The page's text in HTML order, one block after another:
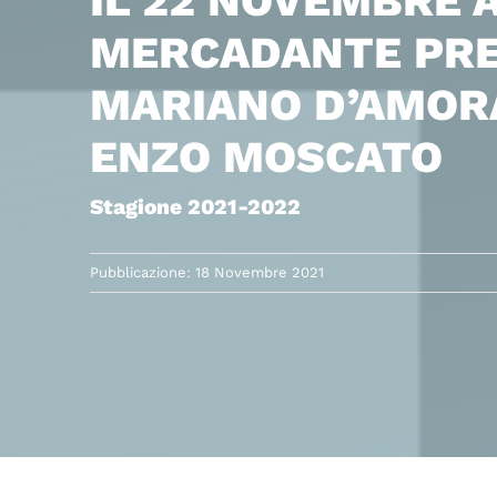
MERCADANTE
MARIANO
ENZO MOSCATO
Stagione 2021-2022
Pubblicazione: 18 Novembre 2021